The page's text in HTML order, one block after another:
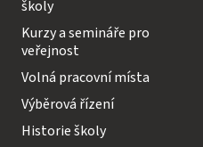
školy
Kurzy a semináře pro
veřejnost
Volná pracovní místa
Výběrová řízení
Historie školy